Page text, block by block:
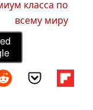
класса по
всему миру